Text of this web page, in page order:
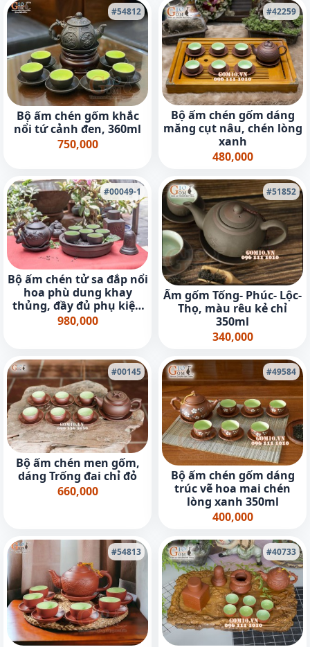
#54812
Bộ ấm chén gốm khắc
nổi tứ cảnh đen, 360ml
750,000
#42259
Bộ ấm chén gốm dáng
măng cụt nâu, chén lòng
xanh
480,000
#00049-1
Bộ ấm chén tử sa đắp nổi
hoa phù dung khay
thủng, đầy đủ phụ kiện
500ml
980,000
#51852
Ấm gốm Tống- Phúc- Lộc-
Thọ, màu rêu kẻ chỉ
350ml
340,000
#00145
Bộ ấm chén men gốm,
dáng Trống đai chỉ đỏ
660,000
#49584
Bộ ấm chén gốm dáng
trúc vẽ hoa mai chén
lòng xanh 350ml
400,000
#54813 #40733